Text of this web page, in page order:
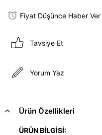
Fiyat Düşünce Haber Ver
Tavsiye Et
Yorum Yaz
Ürün Özellikleri
ÜRÜN BİLGİSİ: